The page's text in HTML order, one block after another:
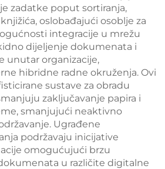
zadatke poput sortiranja,
oslobađajući osoblje za
integracije u mrežu
dijeljenje dokumenata i
unutar organizacije,
hibridne radne okruženja. Ovi
sustave za obradu
zaključavanje papira i
smanjujući neaktivno
Ugrađene
podržavaju inicijative
omogućujući brzu
u različite digitalne